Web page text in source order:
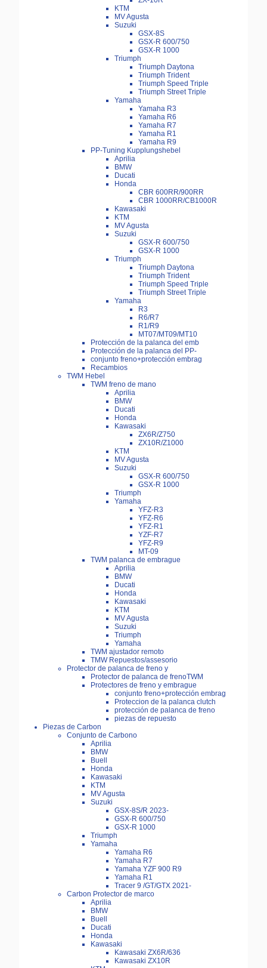
KTM
MV Agusta
Suzuki
GSX-8S
GSX-R 600/750
GSX-R 1000
Triumph
Triumph Daytona
Triumph Trident
Triumph Speed Triple
Triumph Street Triple
Yamaha
Yamaha R3
Yamaha R6
Yamaha R7
Yamaha R1
Yamaha R9
PP-Tuning Kupplungshebel
Aprilia
BMW
Ducati
Honda
CBR 600RR/900RR
CBR 1000RR/CB1000R
Kawasaki
KTM
MV Agusta
Suzuki
GSX-R 600/750
GSX-R 1000
Triumph
Triumph Daytona
Triumph Trident
Triumph Speed Triple
Triumph Street Triple
Yamaha
R3
R6/R7
R1/R9
MT07/MT09/MT10
Protección de la palanca del emb
Protección de la palanca del PP-
conjunto freno+protección embrag
Recambios
TWM Hebel
TWM freno de mano
Aprilia
BMW
Ducati
Honda
Kawasaki
ZX6R/Z750
ZX10R/Z1000
KTM
MV Agusta
Suzuki
GSX-R 600/750
GSX-R 1000
Triumph
Yamaha
YFZ-R3
YFZ-R6
YFZ-R1
YZF-R7
YFZ-R9
MT-09
TWM palanca de embrague
Aprilia
BMW
Ducati
Honda
Kawasaki
KTM
MV Agusta
Suzuki
Triumph
Yamaha
TWM ajustador remoto
TMW Repuestos/assesorio
Protector de palanca de freno y
Protector de palanca de frenoTWM
Protectores de freno y embrague
conjunto freno+protección embrag
Proteccion de la palanca clutch
protección de palanca de freno
piezas de repuesto
Piezas de Carbon
Conjunto de Carbono
Aprilia
BMW
Buell
Honda
Kawasaki
KTM
MV Agusta
Suzuki
GSX-8S/R 2023-
GSX-R 600/750
GSX-R 1000
Triumph
Yamaha
Yamaha R6
Yamaha R7
Yamaha YZF 900 R9
Yamaha R1
Tracer 9 /GT/GTX 2021-
Carbon Protector de marco
Aprilia
BMW
Buell
Ducati
Honda
Kawasaki
Kawasaki ZX6R/636
Kawasaki ZX10R